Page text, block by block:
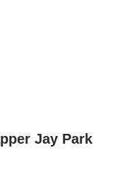
Jay Park